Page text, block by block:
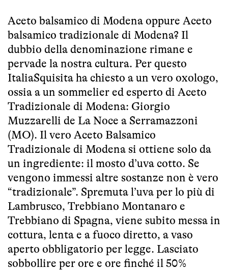
Aceto balsamico di Modena oppure Aceto
balsamico tradizionale di Modena? Il
dubbio della denominazione rimane e
pervade la nostra cultura. Per questo
ItaliaSquisita ha chiesto a un vero oxologo,
ossia a un sommelier ed esperto di Aceto
Tradizionale di Modena: Giorgio
Muzzarelli de La Noce a Serramazzoni
(MO). Il vero Aceto Balsamico
Tradizionale di Modena si ottiene solo da
un ingrediente: il mosto d’uva cotto. Se
vengono immessi altre sostanze non è vero
“tradizionale”. Spremuta l’uva per lo più di
Lambrusco, Trebbiano Montanaro e
Trebbiano di Spagna, viene subito messa in
cottura, lenta e a fuoco diretto, a vaso
aperto obbligatorio per legge. Lasciato
sobbollire per ore e ore finché il 50%